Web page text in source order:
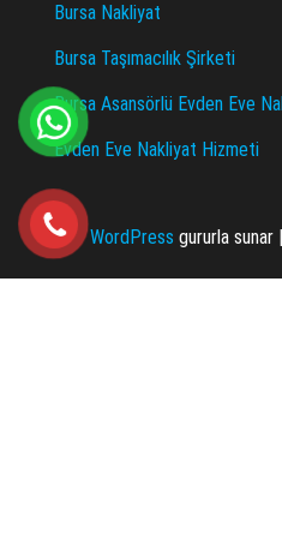
Bursa Nakliyat
Bursa Taşımacılık Şirketi
Bursa Asansörlü Evden Eve
Evden Eve Nakliyat Hizmeti
WordPress gururla sunar |